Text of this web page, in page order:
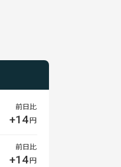
前日比
+14円
前日比
+14円